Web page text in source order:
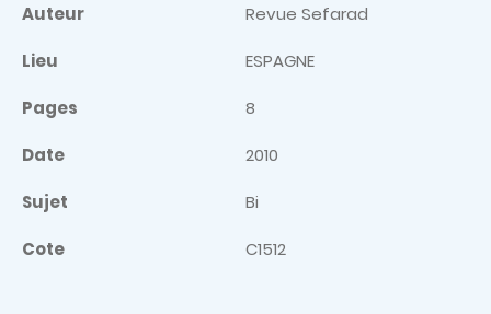
Auteur Revue Sefarad
Lieu ESPAGNE
Pages 8
Date 2010
Sujet Bi
Cote C1512